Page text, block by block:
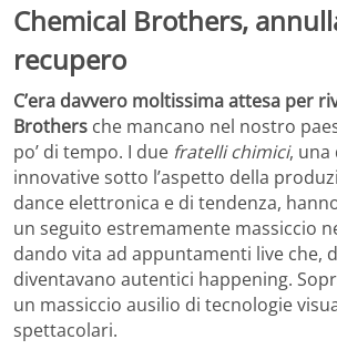
Chemical Brothers,
recupero
C’era davvero moltissima attesa per
Brothers che mancano nel nostro
po’ di tempo. I due fratelli chimici, una
innovative sotto l’aspetto della
dance elettronica e di tendenza,
un seguito estremamente massiccio
dando vita ad appuntamenti live che,
diventavano autentici happening.
un massiccio ausilio di tecnologie
spettacolari.